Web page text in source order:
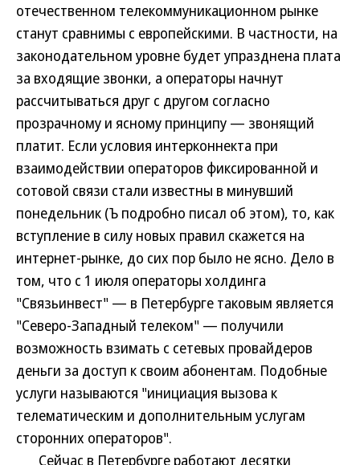
отечественном телекоммуникационном рынке
станут сравнимы с европейскими. В частности, на
законодательном уровне будет упразднена плата
за входящие звонки, а операторы начнут
рассчитываться друг с другом согласно
прозрачному и ясному принципу — звонящий
платит. Если условия интерконнекта при
взаимодействии операторов фиксированной и
сотовой связи стали известны в минувший
понедельник (Ъ подробно писал об этом), то, как
вступление в силу новых правил скажется на
интернет-рынке, до сих пор было не ясно. Дело в
том, что с 1 июля операторы холдинга
"Связьинвест" — в Петербурге таковым является
"Северо-Западный телеком" — получили
возможность взимать с сетевых провайдеров
деньги за доступ к своим абонентам. Подобные
услуги называются "инициация вызова к
телематическим и дополнительным услугам
сторонних операторов".
Сейчас в Петербурге работают десятки